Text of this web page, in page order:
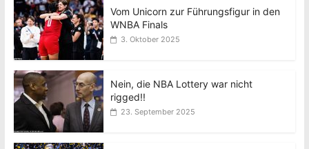
Vom Unicorn zur Führungsfigur in den
WNBA Finals
3. Oktober 2025
Nein, die NBA Lottery war nicht
rigged!!
23. September 2025